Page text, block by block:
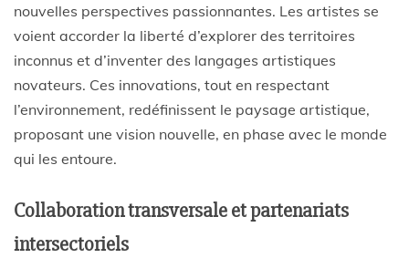
nouvelles perspectives passionnantes. Les artistes se
voient accorder la liberté d’explorer des territoires
inconnus et d’inventer des langages artistiques
novateurs. Ces innovations, tout en respectant
l’environnement, redéfinissent le paysage artistique,
proposant une vision nouvelle, en phase avec le monde
qui les entoure.
Collaboration transversale et partenariats
intersectoriels